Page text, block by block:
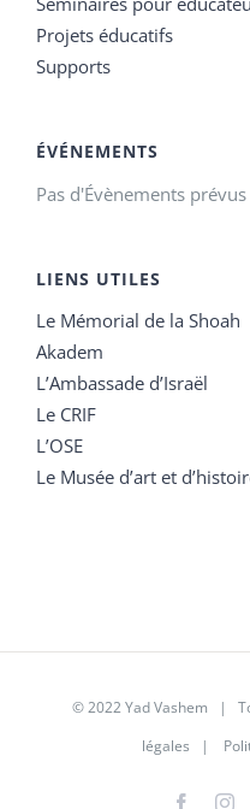
Projets éducatifs
Supports
ÉVÉNEMENTS
Pas d'Évènements
LIENS UTILES
Le Mémorial de la Shoah
Akadem
L’Ambassade d’Israël
Le CRIF
L’OSE
Le Musée d’art et
© 2022 Yad Vashem |
légales |